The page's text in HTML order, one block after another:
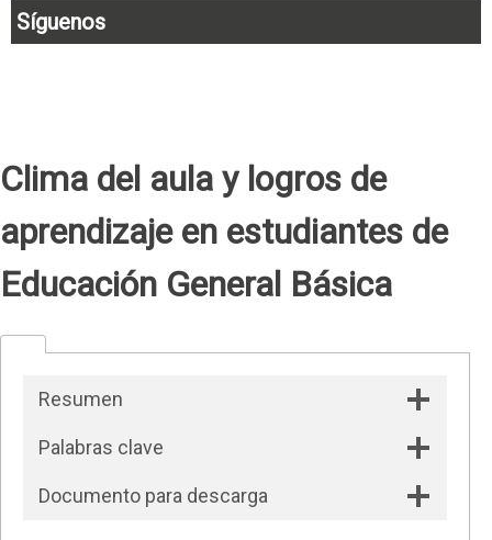
Síguenos
Clima del aula y logros de
aprendizaje en estudiantes de
Educación General Básica
Resumen
Palabras clave
Documento para descarga